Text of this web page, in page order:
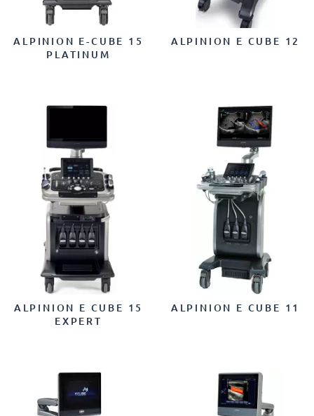
ALPINION E-CUBE 15
PLATINUM
ALPINION E CUBE 12
ALPINION E CUBE 15
EXPERT
ALPINION E CUBE 11